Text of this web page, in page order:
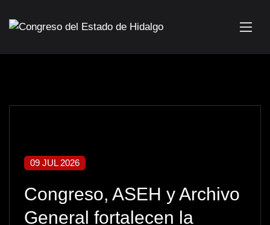
09 JUL 2026
Congreso, ASEH y Archivo
General fortalecen la